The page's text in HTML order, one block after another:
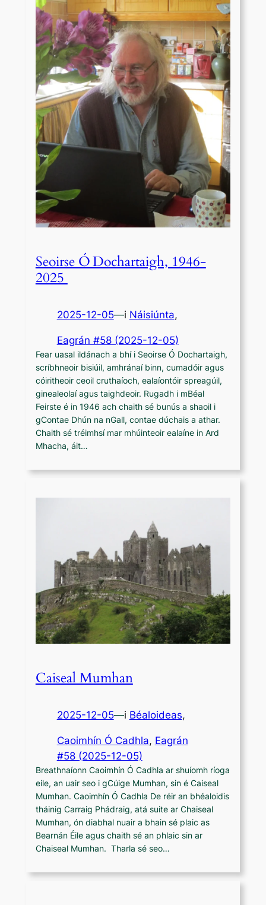
Seoirse Ó Dochartaigh, 1946-
2025
2025-12-05—i Náisiúnta,
Eagrán #58 (2025-12-05)
Fear uasal ildánach a bhí i Seoirse Ó Dochartaigh,
scríbhneoir bisiúil, amhránaí binn, cumadóir agus
cóiritheoir ceoil cruthaíoch, ealaíontóir spreagúil,
ginealeolaí agus taighdeoir. Rugadh i mBéal
Feirste é in 1946 ach chaith sé bunús a shaoil i
gContae Dhún na nGall, contae dúchais a athar.
Chaith sé tréimhsí mar mhúinteoir ealaíne in Ard
Mhacha, áit…
Caiseal Mumhan
2025-12-05—i Béaloideas,
Caoimhín Ó Cadhla, Eagrán
#58 (2025-12-05)
Breathnaíonn Caoimhín Ó Cadhla ar shuíomh ríoga
eile, an uair seo i gCúige Mumhan, sin é Caiseal
Mumhan. Caoimhín Ó Cadhla De réir an bhéaloidis
tháinig Carraig Phádraig, atá suite ar Chaiseal
Mumhan, ón diabhal nuair a bhain sé plaic as
Bearnán Éile agus chaith sé an phlaic sin ar
Chaiseal Mumhan. Tharla sé seo…